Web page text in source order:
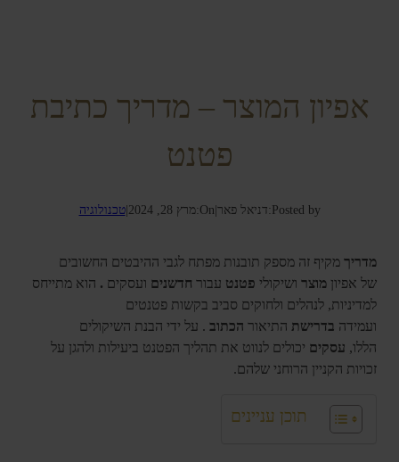
אפיון המוצר – מדריך כתיבת
פטנט
Posted by: דניאל פאר|
On: מרץ 28, 2024 |טכנולוגיה
מדריך מקיף זה מספק תובנות מפתח לגבי ההיבטים החשובים
של אפיוןמוצר ושיקולי פטנט עבור חדשנים ועסקים . הוא מתייחס
למדיניות, לנהלים ולחוקים סביב בקשות פטנטים
ועמידה בדרישת התיאור הכתוב . על ידי הבנת השיקולים
הללו, עסקים יכולים לנווט את תהליך הפטנט ביעילות ולהגן על
זכויות הקניין הרוחני שלהם.
תוכן עניינים